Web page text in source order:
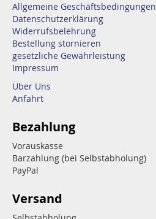
Allgemeine Geschäftsbedingungen
Datenschutzerklärung
Widerrufsbelehrung
Bestellung stornieren
gesetzliche Gewährleistung
Impressum
Über Uns
Anfahrt
Bezahlung
Vorauskasse
Barzahlung (bei Selbstabholung)
PayPal
Versand